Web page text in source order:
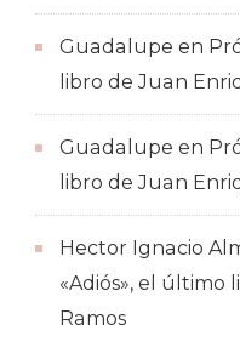
Guadalupe en
libro de Juan
Guadalupe en
libro de Juan
Hector Ignacio
«Adiós», el último
Ramos